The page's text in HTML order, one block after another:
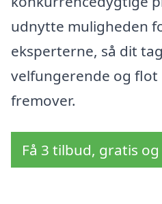
udnytte muligheden
eksperterne, så dit
velfungerende og flot
fremover.
Få 3 tilbud, gratis